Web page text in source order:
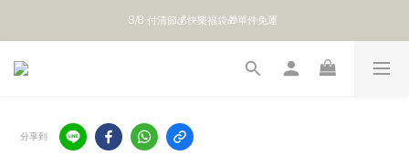
全館 $888 免運
8/8 付清節💰快樂福袋🎁單件免運
分享到